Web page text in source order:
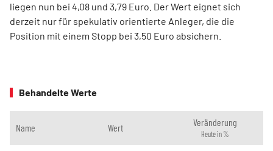
liegen nun bei 4,08 und 3,79 Euro. Der Wert eignet sich
derzeit nur für spekulativ orientierte Anleger, die die
Position mit einem Stopp bei 3,50 Euro absichern.
Behandelte Werte
Name Wert Veränderung
Heute in %